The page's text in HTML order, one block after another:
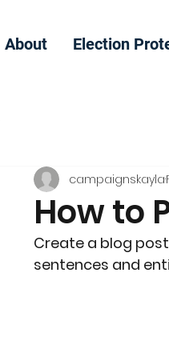
About Election
How to
campaignskayla
Create a blog
sentences and